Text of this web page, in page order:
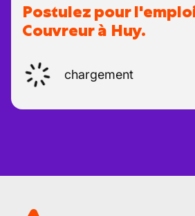
Postulez pour
Couvreur à Huy.
chargement